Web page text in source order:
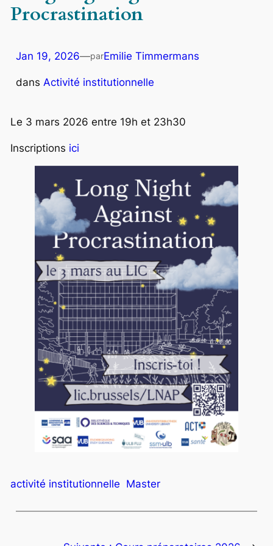
Procrastination
Jan 19, 2026—parEmilie Timmermans
dans Activité institutionnelle
Le 3 mars 2026 entre 19h et 23h30
Inscriptions ici
activité institutionnelle Master